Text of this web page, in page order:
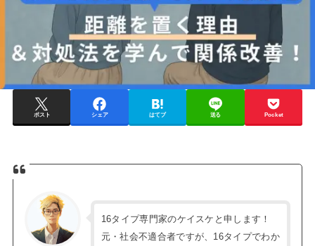
ポスト シェア はてブ 送る Pocket
16タイプ専門家のケイスケと申します！
元・社会不適合者ですが、16タイプでわか